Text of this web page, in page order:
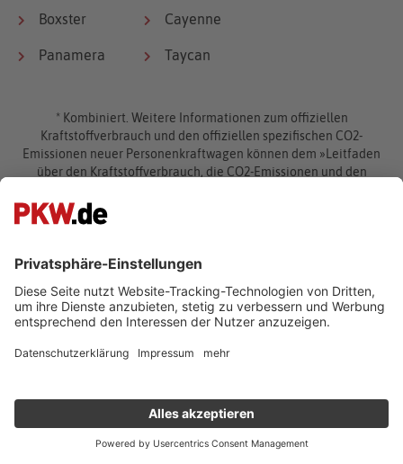
Boxster Cayenne
Panamera Taycan
* Kombiniert. Weitere Informationen zum offiziellen
Kraftstoffverbrauch und den offiziellen spezifischen CO2-
Emissionen neuer Personenkraftwagen können dem »Leitfaden
über den Kraftstoffverbrauch, die CO2-Emissionen und den
werden, der an allen Verkaufsstellen und bei der Deutschen
Automobil Treuhand GmbH unter www.dat.de unentgeltlich
Suchen
Gebraucht- und Neuwagen
Auto online kaufen
Auto verkaufen
Informieren